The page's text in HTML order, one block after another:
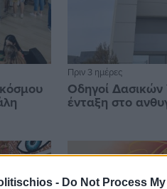
- Do Not Process
Πριν 3 ημέρες
Οδηγοί
ένταξη στο